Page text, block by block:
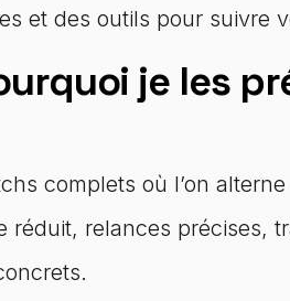
et des outils pour suivre
je les
complets où l’on
relances précises,